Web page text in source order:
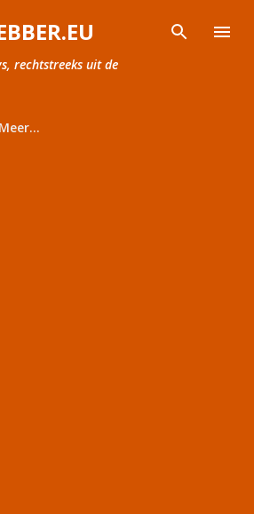
naar hoofdcontent
rechtstreeks uit de
Meer…